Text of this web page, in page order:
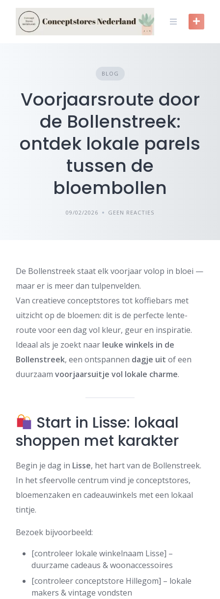
content
BLOG
Voorjaarsroute door
de Bollenstreek:
ontdek lokale parels
tussen de
bloembollen
09/02/2026 GEEN REACTIES
De Bollenstreek staat elk voorjaar volop in bloei —
maar er is meer dan tulpenvelden.
Van creatieve conceptstores tot koffiebars met
uitzicht op de bloemen: dit is de perfecte lente-
route voor een dag vol kleur, geur en inspiratie.
Ideaal als je zoekt naar leuke winkels in de
Bollenstreek, een ontspannen dagje uit of een
duurzaam voorjaarsuitje vol lokale charme.
Start in Lisse: lokaal
shoppen met karakter
Begin je dag in Lisse, het hart van de Bollenstreek.
In het sfeervolle centrum vind je conceptstores,
bloemenzaken en cadeauwinkels met een lokaal
tintje.
Bezoek bijvoorbeeld:
[controleer lokale winkelnaam Lisse] –
duurzame cadeaus & woonaccessoires
[controleer conceptstore Hillegom] – lokale
makers & vintage vondsten